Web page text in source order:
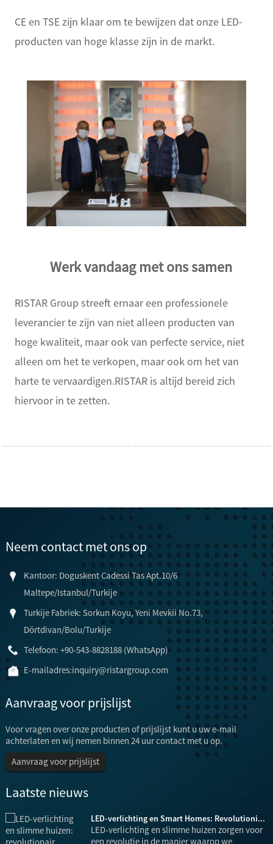
CE en TSE zijn klaar om te bewijzen dat onze LED-
producten van hoge klasse zijn in de markt.
Werk vandaag met ons samen
RISTAR Group streeft ernaar een professionele
leverancier te zijn van niet alleen producten van
hoge kwaliteit, maar ook van perfecte service, niet
alleen om het te verkopen, maar ook om het van
harte te vervaardigen.RISTAR is altijd bereid zich
hiervoor in te zetten.
Neem contact met ons op
Kantoor: Doguskent Cadessi Tas Apt.10/6
Maltepe/Istanbul/Turkije
Turkije Fabriek: Sorkun Koyu, Yeni Mevkii No.73,
Dörtdivan/Bolu/Turkije
Telefoon: +90-543-8828188 (WhatsApp)
E-mailadres:inquiry@ristargroup.com
Aanvraag voor prijslijst
Voor vragen over onze producten of prijslijst kunt u uw e-mail
achterlaten en wij nemen binnen 24 uur contact met u op.
Aanvraag voor prijslijst
Laatste nieuws
LED-verlichting en Smart Homes: Revolutioni...
LED-verlichting en slimme huizen zorgen voor
een revolutie in de manier waarop we